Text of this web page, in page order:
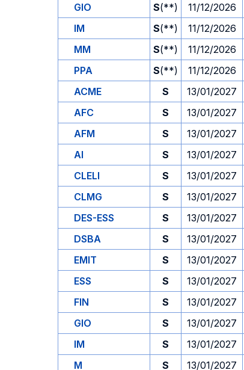
GIO
S(**) 11/12/2026
IM
S(**) 11/12/2026
MM
S(**) 11/12/2026
PPA
S(**) 11/12/2026
ACME
S 13/01/2027
AFC
S 13/01/2027
AFM
S 13/01/2027
AI
S 13/01/2027
CLELI
S 13/01/2027
CLMG
S 13/01/2027
DES-ESS
S 13/01/2027
DSBA
S 13/01/2027
EMIT
S 13/01/2027
ESS
S 13/01/2027
FIN
S 13/01/2027
GIO
S 13/01/2027
IM
S 13/01/2027
M
S 13/01/2027